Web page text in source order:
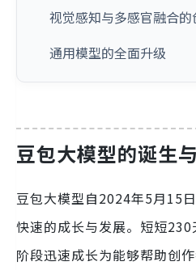
视觉感知与多感官融合的
通用模型的全面升级
豆包大模型的诞生
豆包大模型自2024年5月15
快速的成长与发展。短短
阶段迅速成长为能够帮助创